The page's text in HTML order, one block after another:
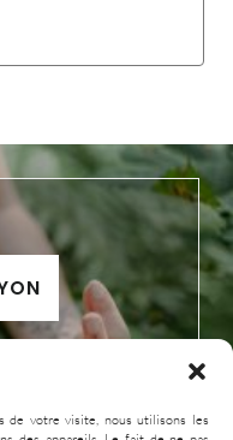
de votre visite, nous utilisons les